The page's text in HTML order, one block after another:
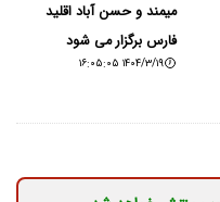
میمند و حسن آباد اقلید
فارس برگزار می شود
۱۴۰۴/۳/۱۹ ۱۶:۰۵:۰۵